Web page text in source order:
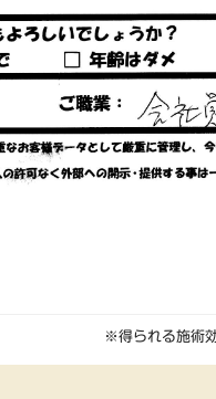
※得られる施術